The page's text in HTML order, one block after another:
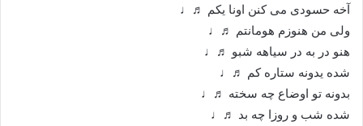
آخه حسودی می کنن اونا یکم ♬♩
ولی من هنوزم هومانتم ♬♩
هنو در به در سیاهه شبو ♬♩
شده یدونه ستاره کم ♬♩
بدونه تو اوضاع چه سخته ♬♩
شده شب و روزا چه بد ♬♩